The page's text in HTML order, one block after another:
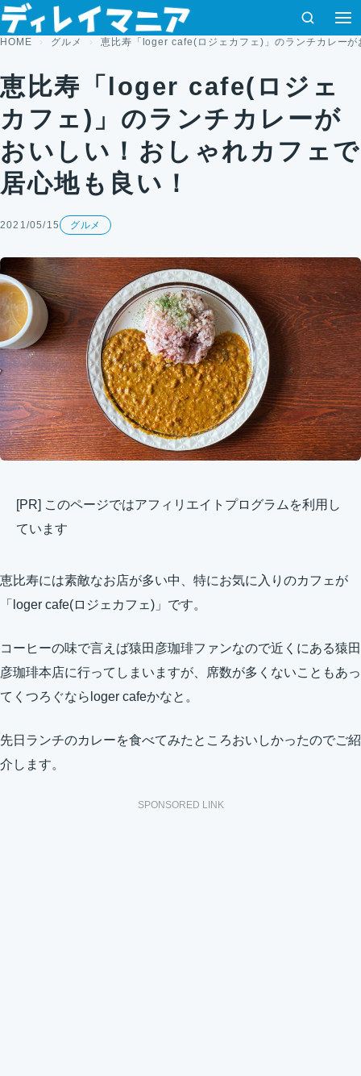
コンテンツへスキップ
検索 メ
HOME グルメ 恵比寿「loger cafe(ロジェカフェ)」のランチカレー
恵比寿「loger cafe(ロジェ
カフェ)」のランチカレーが
おいしい！おしゃれカフェで
居心地も良い！
2021/05/15 グルメ
[PR] このページではアフィリエイトプログラムを利用し
ています
恵比寿には素敵なお店が多い中、特にお気に入りのカフェが
「loger cafe(ロジェカフェ)」です。
コーヒーの味で言えば猿田彦珈琲ファンなので近くにある猿田
彦珈琲本店に行ってしまいますが、席数が多くないこともあっ
てくつろぐならloger cafeかなと。
先日ランチのカレーを食べてみたところおいしかったのでご紹
介します。
SPONSORED LINK